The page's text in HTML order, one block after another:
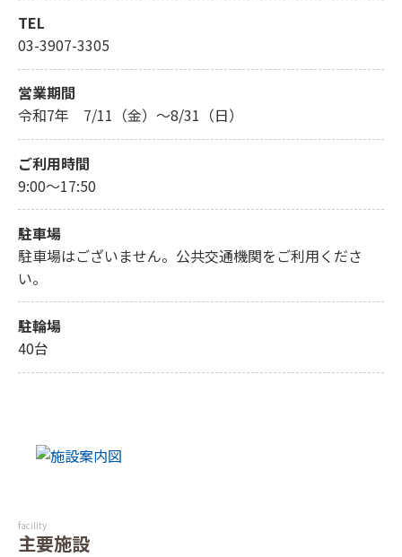
TEL
03-3907-3305
営業期間
令和7年 7/11（金）～8/31（日）
ご利用時間
9:00～17:50
駐車場
駐車場はございません。公共交通機関をご利用くださ
い。
駐輪場
40台
facility
主要施設